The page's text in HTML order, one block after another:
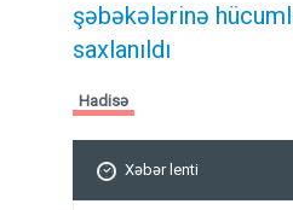
şəbəkələrinə
saxlanıldı
Hadisə
Xəbər lenti